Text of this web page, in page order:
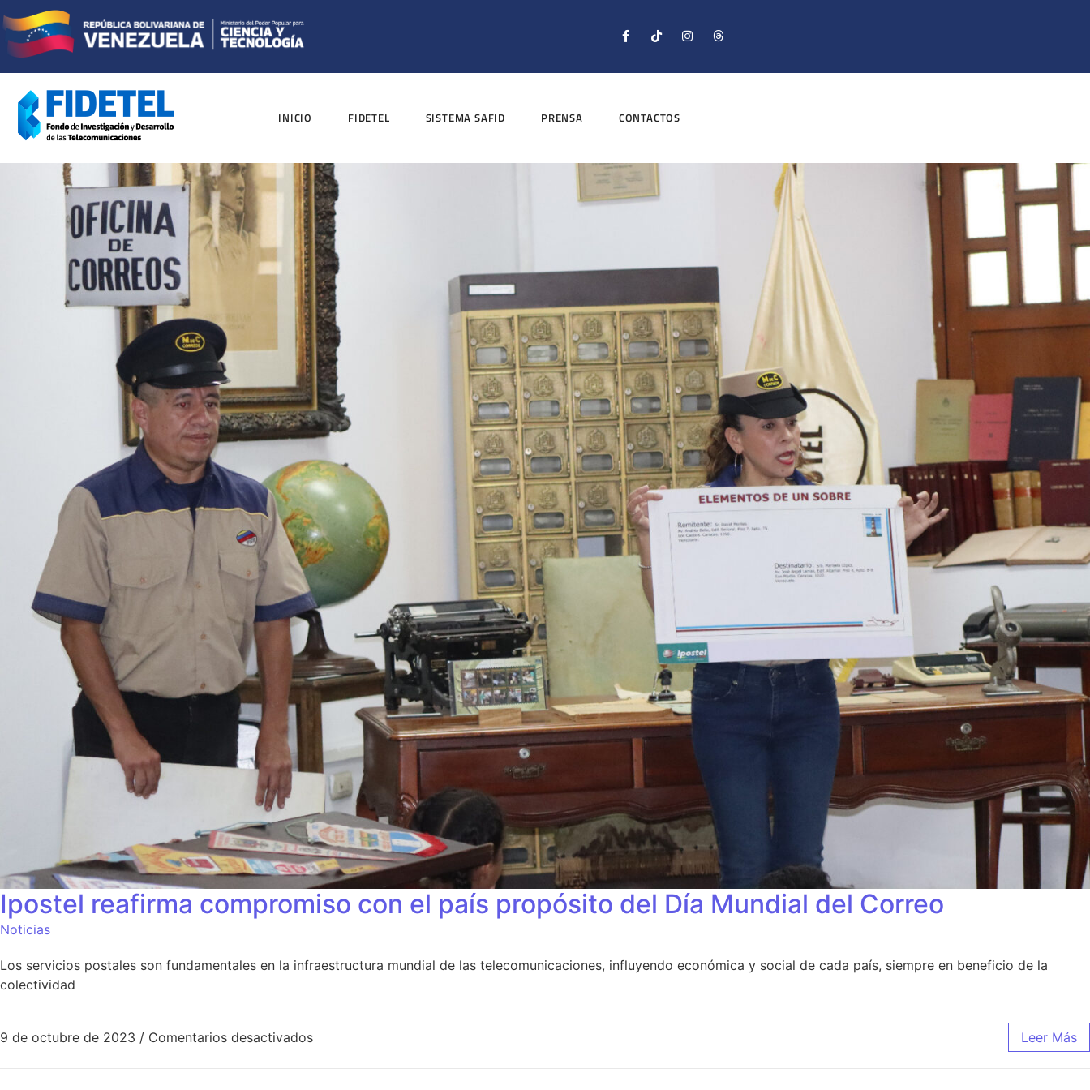
INICIO FIDETEL SISTEMA SAFID PRENSA CONTACTOS
Ipostel reafirma compromiso con el país propósito del Día Mundial del Correo
Noticias
Los servicios postales son fundamentales en la infraestructura mundial de las telecomunicaciones, influyendo económica y social de cada país, siempre en beneficio de la
colectividad
9 de octubre de 2023 / Comentarios desactivados Leer Más